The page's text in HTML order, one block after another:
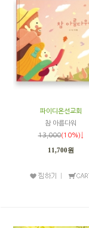
파이디온선교회
참 아름다워
13,000(10%)↓
11,700원